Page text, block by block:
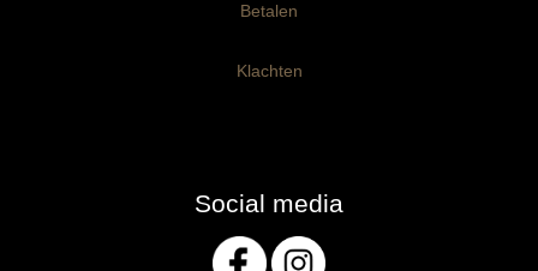
Betalen
Klachten
Social media